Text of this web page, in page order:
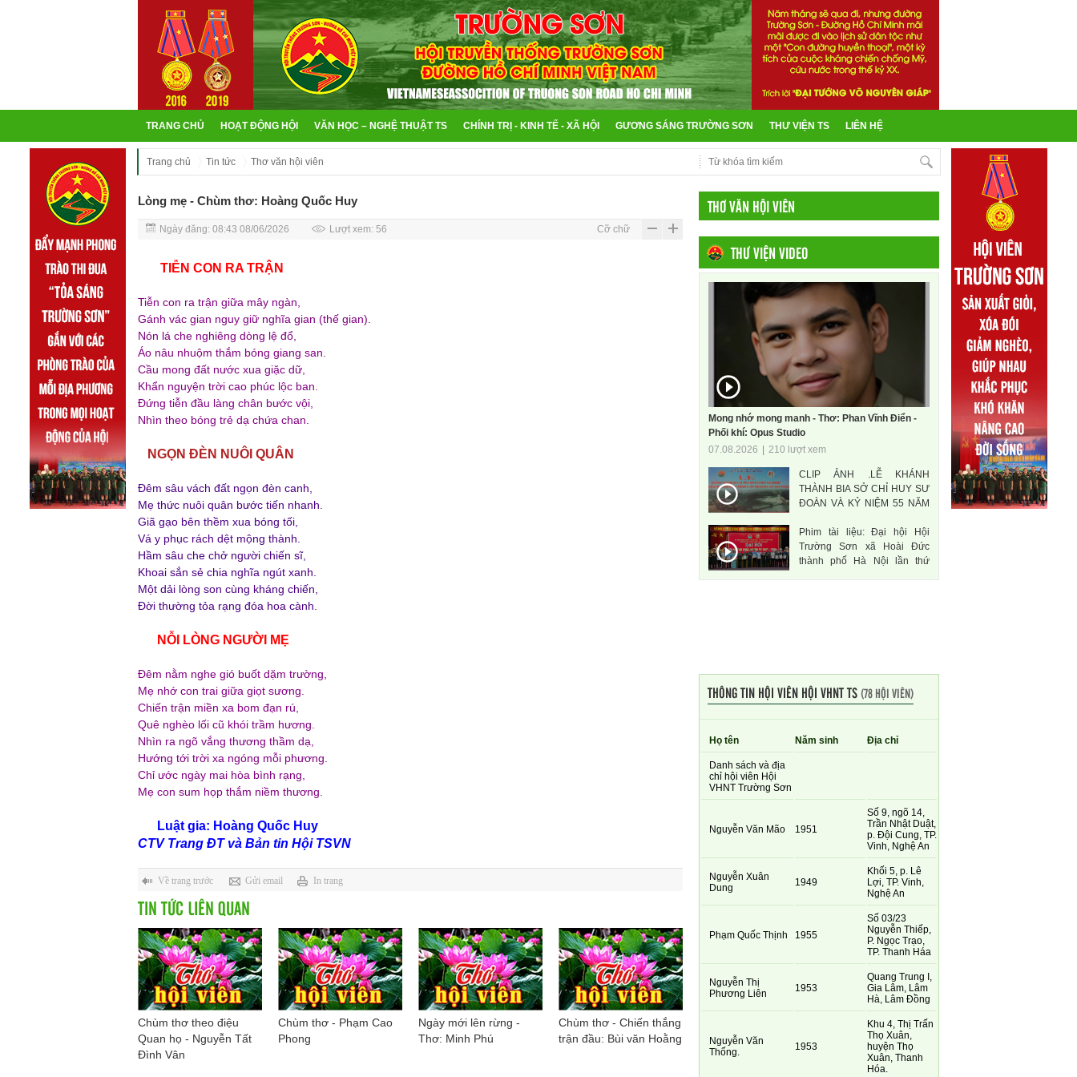
TRANG CHỦ HOẠT ĐỘNG HỘI VĂN HỌC – NGHỆ THUẬT TS CHÍNH TRỊ - KINH TẾ - XÃ HỘI GƯƠNG SÁNG TRƯỜNG SƠN THƯ VIỆN TS LIÊN HỆ
Trang chủ Tin tức Thơ văn hội viên
Lòng mẹ - Chùm thơ: Hoàng Quốc Huy
Ngày đăng: 08:43 08/06/2026 Lượt xem: 56 Cỡ chữ
TIỄN CON RA TRẬN
Tiễn con ra trận giữa mây ngàn,
Gánh vác gian nguy giữ nghĩa gian (thế gian).
Nón lá che nghiêng dòng lệ đổ,
Áo nâu nhuộm thắm bóng giang san.
Cầu mong đất nước xua giặc dữ,
Khẩn nguyện trời cao phúc lộc ban.
Đứng tiễn đầu làng chân bước vội,
Nhìn theo bóng trẻ dạ chứa chan.
NGỌN ĐÈN NUÔI QUÂN
Đêm sâu vách đất ngọn đèn canh,
Mẹ thức nuôi quân bước tiến nhanh.
Giã gạo bên thềm xua bóng tối,
Vá y phục rách dệt mộng thành.
Hầm sâu che chở người chiến sĩ,
Khoai sắn sẻ chia nghĩa ngút xanh.
Một dải lòng son cùng kháng chiến,
Đời thường tỏa rạng đóa hoa cành.
NỖI LÒNG NGƯỜI MẸ
Đêm nằm nghe gió buốt dặm trường,
Mẹ nhớ con trai giữa giọt sương.
Chiến trận miền xa bom đạn rú,
Quê nghèo lối cũ khói trầm hương.
Nhìn ra ngõ vắng thương thầm dạ,
Hướng tới trời xa ngóng mỗi phương.
Chỉ ước ngày mai hòa bình rạng,
Mẹ con sum họp thắm niềm thương.
Luật gia: Hoàng Quốc Huy
CTV Trang ĐT và Bản tin Hội TSVN
Về trang trước Gửi email In trang
TIN TỨC LIÊN QUAN
Chùm thơ theo điệu
Quan họ - Nguyễn Tất
Đình Vân
Chùm thơ - Phạm Cao
Phong
Ngày mới lên rừng -
Thơ: Minh Phú
Chùm thơ - Chiến thắng
trận đầu: Bùi văn Hoằng
THƠ VĂN HỘI VIÊN
THƯ VIỆN VIDEO
Mong nhớ mong manh - Thơ: Phan Vĩnh Điển -
Phối khí: Opus Studio
07.08.2026
210 lượt xem
CLIP ẢNH .LỄ KHÁNH
THÀNH BIA SỞ CHỈ HUY SƯ
ĐOÀN VÀ KỶ NIỆM 55 NĂM
ANH HÙNG
Phim tài liệu: Đại hội Hội
Trường Sơn xã Hoài Đức
thành phố Hà Nội lần thứ
THÔNG TIN HỘI VIÊN HỘI VHNT TS(78 HỘI VIÊN)
Họ tên Năm sinh Địa chỉ
Danh sách và địa
chỉ hội viên Hội
VHNT Trường Sơn
Nguyễn Văn Mão 1951
Số 9, ngõ 14,
Trần Nhật Duật,
p. Đội Cung, TP.
Vinh, Nghệ An
Nguyễn Xuân
Dung
1949
Khối 5, p. Lê
Lợi, TP. Vinh,
Nghệ An
Phạm Quốc Thịnh 1955
Số 03/23
Nguyễn Thiếp,
P. Ngọc Trạo,
TP. Thanh Háa
Nguyễn Thị
Phương Liên
1953
Quang Trung I,
Gia Lâm, Lâm
Hà, Lâm Đồng
Nguyễn Văn
Thống.
1953
Khu 4, Thị Trấn
Thọ Xuân,
huyện Thọ
Xuân, Thanh
Hóa.